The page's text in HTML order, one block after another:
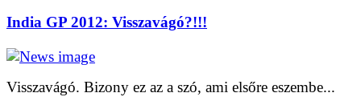
India GP 2012: Visszavágó?!!!
Visszavágó. Bizony ez az a szó, ami elsőre eszembe...